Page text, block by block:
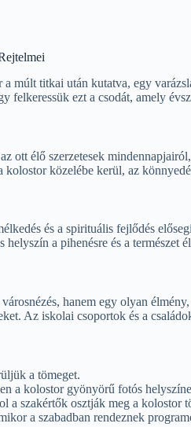
múlt titkai után kutatva, egy
felkeressük ezt a csodát, amely
ott élő szerzetesek
közelébe kerül, az
és a spirituális fejlődés
a pihenésre és a természet
hanem egy olyan
Az iskolai csoportok és a
a tömeget.
a kolostor gyönyörű fotós
a szakértők osztják meg a kolostor
a szabadban rendeznek